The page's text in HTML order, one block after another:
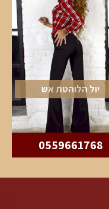
יול הלוהטת אש
0559661768